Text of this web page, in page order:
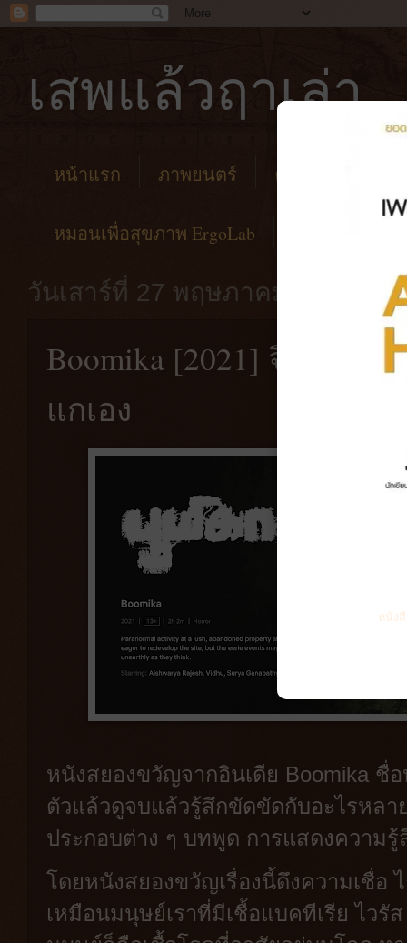
เสพแล้วฤาเล่า
หน้าแรก ภาพยนตร์ คาเฟ่
หมอนเพื่อสุขภาพ ErgoLab
วันเสาร์ที่ 27 พฤษภาคม พ.ศ.
Boomika [2021] จิตวิญ
แกเอง
หนังสยองขวัญจากอินเดีย Boomika ชื่
ตัวแล้วดูจบแล้วรู้สึกขัดขัดกับอะไรหล
ประกอบต่าง ๆ บทพูด การแสดงความ
โดยหนังสยองขวัญเรื่องนี้ดึงความเชื่อ
เหมือนมนุษย์เราที่มีเชื้อแบคทีเรีย ไวรั
หนัง